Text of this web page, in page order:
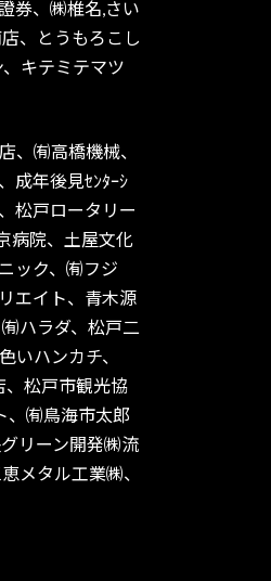
券、㈱椎名,さい
、とうもろこし
キテミテマツ
、㈲高橋機械、
成年後見ｾﾝﾀｰｼ
松戸ロータリー
病院、土屋文化
ック、㈲フジ
エイト、青木源
ハラダ、松戸二
いハンカチ、
、松戸市観光協
、㈲鳥海市太郎
リーン開発㈱流
メタル工業㈱、